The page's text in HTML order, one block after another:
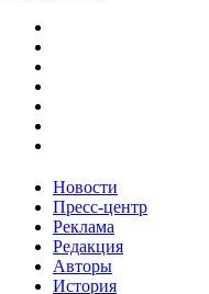
Новости
Пресс-центр
Реклама
Редакция
Авторы
История